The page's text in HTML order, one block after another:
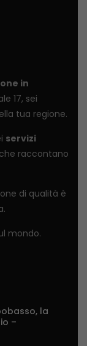
in
17, sei
tua regione.
servizi
che raccontano
di qualità è
mondo.
la
–